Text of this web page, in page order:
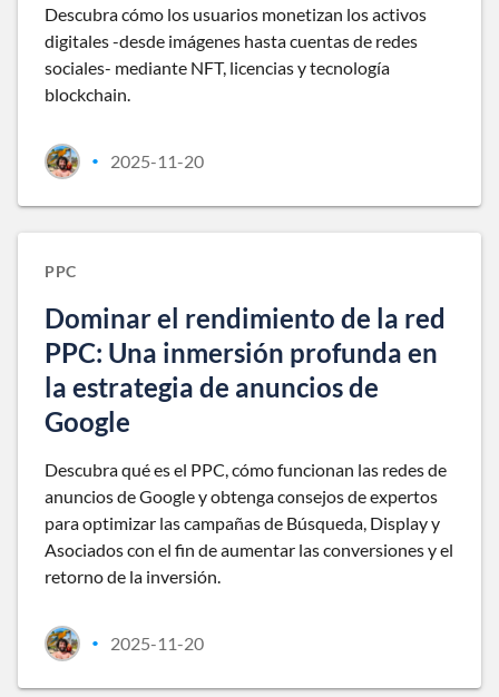
Descubra cómo los usuarios monetizan los activos
digitales -desde imágenes hasta cuentas de redes
sociales- mediante NFT, licencias y tecnología
blockchain.
• 2025-11-20
PPC
Dominar el rendimiento de la red
PPC: Una inmersión profunda en
la estrategia de anuncios de
Google
Descubra qué es el PPC, cómo funcionan las redes de
anuncios de Google y obtenga consejos de expertos
para optimizar las campañas de Búsqueda, Display y
Asociados con el fin de aumentar las conversiones y el
retorno de la inversión.
• 2025-11-20